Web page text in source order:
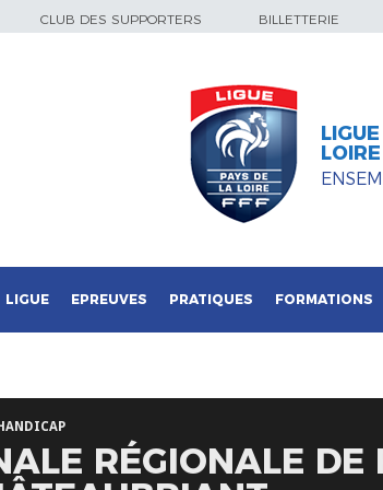
CLUB DES SUPPORTERS BILLETTERIE
LOIRE
LIGUE EPREUVES PRATIQUES FORMATIONS
RÉGIONALE